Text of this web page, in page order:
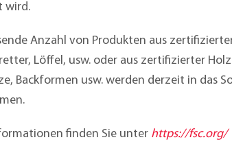
wird.
Anzahl von Produkten aus
Löffel, usw. oder aus zertifizierter
Backformen usw. werden derzeit in das
finden Sie unter https://fsc.org/